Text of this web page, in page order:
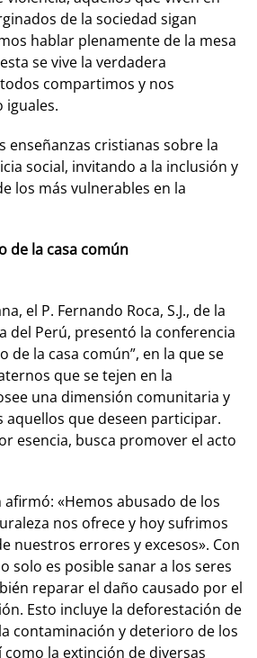
de la sociedad sigan
hablar plenamente de la mesa
se vive la verdadera
compartimos y nos
iguales.
enseñanzas cristianas sobre la
social, invitando a la inclusión y
los más vulnerables en la
de la casa común
el P. Fernando Roca, S.J., de la
del Perú, presentó la conferencia
de la casa común”, en la que se
que se tejen en la
una dimensión comunitaria y
aquellos que deseen participar.
esencia, busca promover el acto
«Hemos abusado de los
nos ofrece y hoy sufrimos
nuestros errores y excesos». Con
solo es posible sanar a los seres
reparar el daño causado por el
Esto incluye la deforestación de
contaminación y deterioro de los
como la extinción de diversas